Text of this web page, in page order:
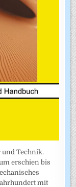
Technik.
erschien bis
mit